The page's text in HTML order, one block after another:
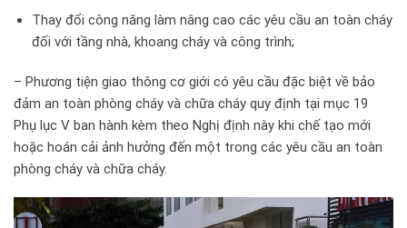
Thay đổi công năng làm nâng cao các yêu cầu an toàn cháy
đối với tầng nhà, khoang cháy và công trình;
– Phương tiện giao thông cơ giới có yêu cầu đặc biệt về bảo
đảm an toàn phòng cháy và chữa cháy quy định tại mục 19
Phụ lục V ban hành kèm theo Nghị định này khi chế tạo mới
hoặc hoán cải ảnh hưởng đến một trong các yêu cầu an toàn
phòng cháy và chữa cháy.